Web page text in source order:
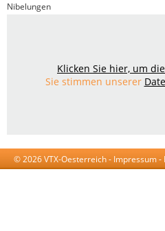
Nibelungen
Klicken Sie hier, um
Sie stimmen unserer
© 2026 VTX-Oesterreich - Impressum-
AGB-Datenschutzerklärung